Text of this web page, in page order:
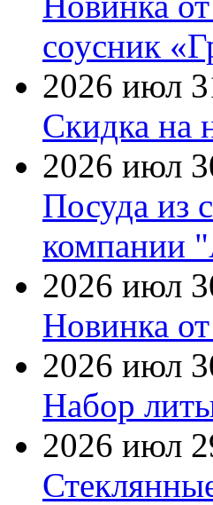
соусник
2026 июл
Скидка на
2026 июл
Посуда из
компании
2026 июл
Новинка
2026 июл
Набор
2026 июл